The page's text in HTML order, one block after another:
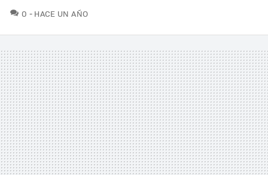
0 COMENTARIOS
HACE UN AÑO